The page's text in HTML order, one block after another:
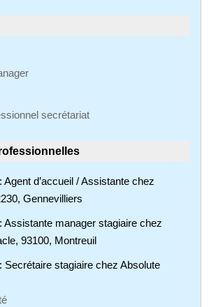
secrétariat
: Agent d’accueil / Assistante chez
Gennevilliers
: Assistante manager stagiaire chez
93100, Montreuil
: Secrétaire stagiaire chez Absolute